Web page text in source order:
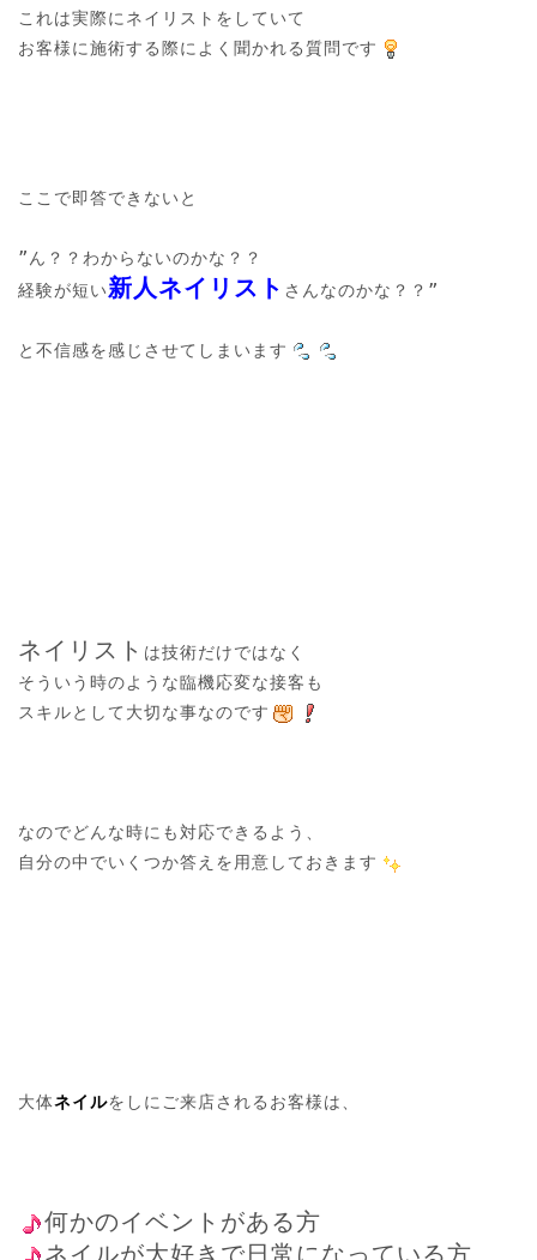
これは実際にネイリストをしていて
お客様に施術する際によく聞かれる質問です
ここで即答できないと
”ん？？わからないのかな？？
経験が短い新人ネイリスト さんなのかな？？”
と不信感を感じさせてしまいます
ネイリスト は技術だけではなく
そういう時のような臨機応変な接客も
スキルとして大切な事なのです
なのでどんな時にも対応できるよう、
自分の中でいくつか答えを用意しておきます
大体ネイルをしにご来店されるお客様は、
何かのイベントがある方
ネイルが大好きで日常になっている方